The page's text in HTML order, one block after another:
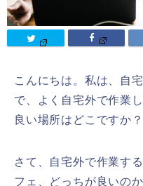
こんにちは。私は、自
で、よく自宅外で作業
良い場所はどこですか？
さて、自宅外で作業す
フェ、どっちが良いの